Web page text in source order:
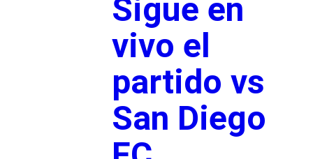
Sigue en
vivo el
partido vs
San Diego